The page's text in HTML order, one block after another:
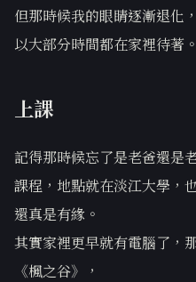
但那時候我的眼睛逐漸退化
以大部分時間都在家裡待著。
上課
記得那時候忘了是老爸還是
課程，地點就在淡江大學，
還真是有緣。
其實家裡更早就有電腦了，
《楓之谷》，